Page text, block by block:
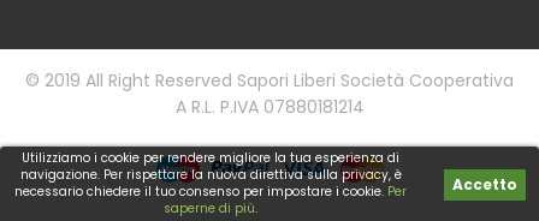
Utilizziamo i cookie per rendere migliore la tua esperienza di
navigazione. Per rispettare la nuova direttiva sulla privacy, è
necessario chiedere il tuo consenso per impostare i cookie. Per
saperne di più.
Accetto
© 2019 All Right Reserved Sapori Liberi Società Cooperativa
A R.L. P.IVA 07880181214